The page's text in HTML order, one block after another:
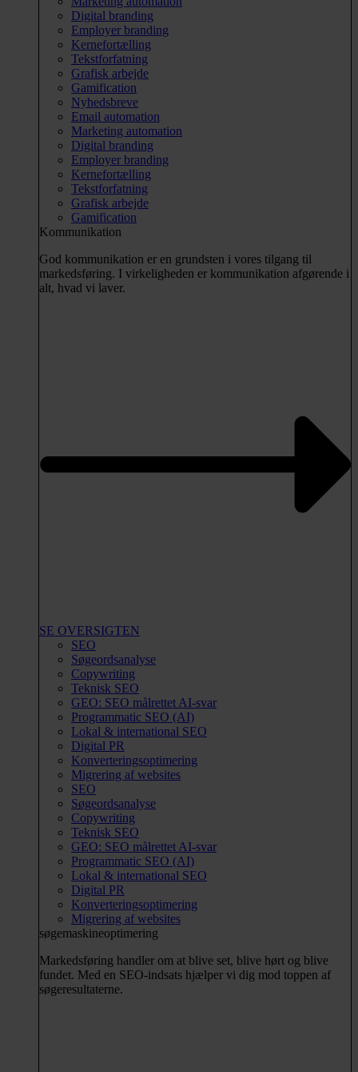
Digital branding
Employer branding
Kernefortælling
Tekstforfatning
Grafisk arbejde
Gamification
Nyhedsbreve
Email automation
Marketing automation
Digital branding
Employer branding
Kernefortælling
Tekstforfatning
Grafisk arbejde
Gamification
Kommunikation
God kommunikation er en grundsten i vores tilgang til
markedsføring. I virkeligheden er kommunikation afgørende i
alt, hvad vi laver.
SE OVERSIGTEN
SEO
Søgeordsanalyse
Copywriting
Teknisk SEO
GEO: SEO målrettet AI-svar
Programmatic SEO (AI)
Lokal & international SEO
Digital PR
Konverteringsoptimering
Migrering af websites
SEO
Søgeordsanalyse
Copywriting
Teknisk SEO
GEO: SEO målrettet AI-svar
Programmatic SEO (AI)
Lokal & international SEO
Digital PR
Konverteringsoptimering
Migrering af websites
søgemaskineoptimering
Markedsføring handler om at blive set, blive hørt og blive
fundet. Med en SEO-indsats hjælper vi dig mod toppen af
søgeresultaterne.